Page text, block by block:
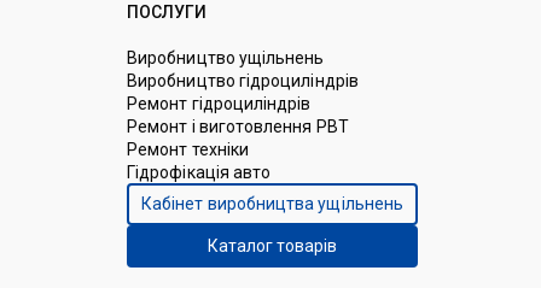
ПОСЛУГИ
Виробництво ущільнень
Виробництво гідроциліндрів
Ремонт гідроциліндрів
Ремонт і виготовлення РВТ
Ремонт техніки
Гідрофікація авто
Кабінет виробництва ущільнень
Каталог товарів